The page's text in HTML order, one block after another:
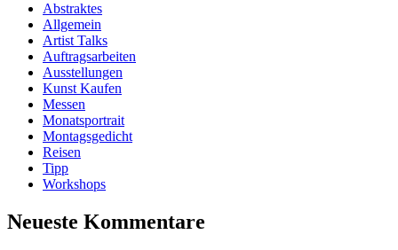
Abstraktes
Allgemein
Artist Talks
Auftragsarbeiten
Ausstellungen
Kunst Kaufen
Messen
Monatsportrait
Montagsgedicht
Reisen
Tipp
Workshops
Neueste Kommentare